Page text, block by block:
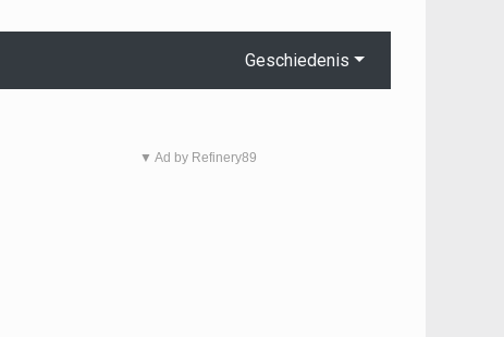
Geschiedenis
▼ Ad by Refinery89